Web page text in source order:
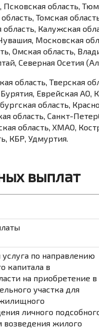
область,
Томская
Калужская
Московская
Омская область,
Северная Осетия
область, Тверская
Еврейская АО,
область,
область, Санкт-
область, ХМАО,
КБР, Удмуртия.
выплат
по направлению
капитала в
на приобретение в
участка для
личного
возведения жилого